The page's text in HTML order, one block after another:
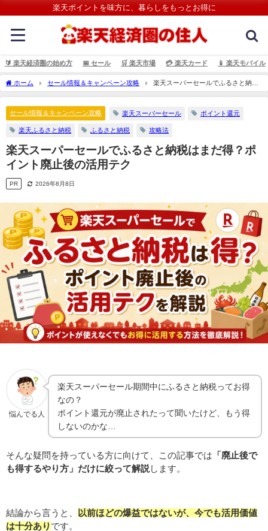
楽天ポイントを味方に、暮らしをもっとお得に
🔰 楽天経済圏の始め方 📅 セール 🛒 楽天市場 💳️ 楽天カード 📱 楽天モバイル
ホーム セール情報＆キャンペーン攻略
楽天スーパーセールでふるさと納税
はまだ得？ポイント廃止後の活用テク
セール情報＆キャンペーン攻略 楽天スーパーセール ポイント還元
楽天ふるさと納税 ふるさと納税 攻略法
楽天スーパーセールでふるさと納税はまだ得？ポ
イント廃止後の活用テク
PR 2026年8月8日
悩んでる人
楽天スーパーセール期間中にふるさと納税ってお得
なの？
ポイント還元が廃止されたって聞いたけど、もう得
しないのかな…
そんな疑問を持っている方に向けて、この記事では 「廃止後で
も得するやり方」だけに絞って解説 します。
結論から言うと、
以前ほどの爆益ではないが、今でも活用価値
は十分あり です。